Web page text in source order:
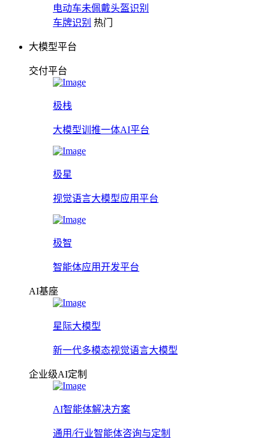
电动车未佩戴头盔识别
车牌识别 热门
大模型平台
交付平台
极栈
大模型训推一体AI平台
极星
视觉语言大模型应用平台
极智
智能体应用开发平台
AI基座
星际大模型
新一代多模态视觉语言大模型
企业级AI定制
AI智能体解决方案
通用/行业智能体咨询与定制